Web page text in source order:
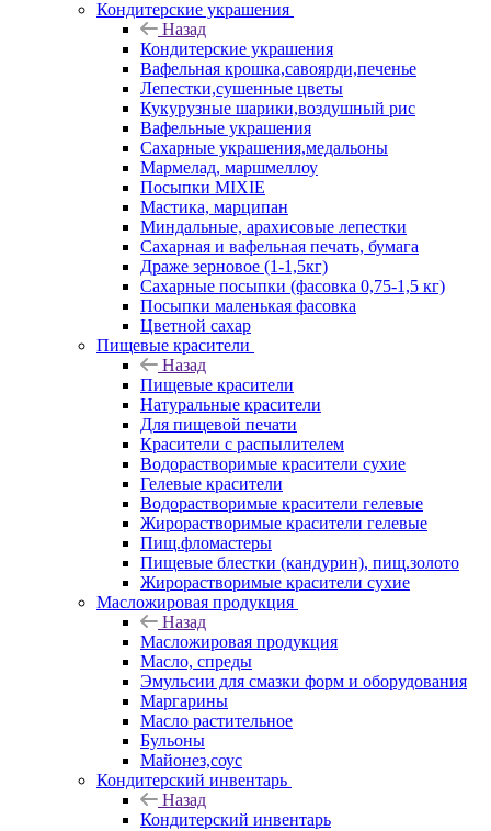
Кондитерские украшения
Назад
Кондитерские украшения
Вафельная крошка,савоярди,печенье
Лепестки,сушенные цветы
Кукурузные шарики,воздушный рис
Вафельные украшения
Сахарные украшения,медальоны
Мармелад, маршмеллоу
Посыпки MIXIE
Мастика, марципан
Миндальные, арахисовые лепестки
Сахарная и вафельная печать, бумага
Драже зерновое (1-1,5кг)
Сахарные посыпки (фасовка 0,75-1,5 кг)
Посыпки маленькая фасовка
Цветной сахар
Пищевые красители
Назад
Пищевые красители
Натуральные красители
Для пищевой печати
Красители с распылителем
Водорастворимые красители сухие
Гелевые красители
Водорастворимые красители гелевые
Жирорастворимые красители гелевые
Пищ.фломастеры
Пищевые блестки (кандурин), пищ.золото
Жирорастворимые красители сухие
Масложировая продукция
Назад
Масложировая продукция
Масло, спреды
Эмульсии для смазки форм и оборудования
Маргарины
Масло растительное
Бульоны
Майонез,соус
Кондитерский инвентарь
Назад
Кондитерский инвентарь